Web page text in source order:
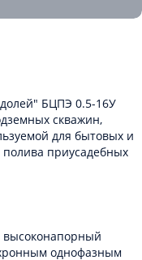
БЦПЭ 0.5-16У
скважин,
для бытовых и
полива приусадебных
высоконапорный
однофазным